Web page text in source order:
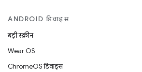
ANDROID डिवाइस
बड़ी स्क्रीन
Wear OS
ChromeOS डिवाइस